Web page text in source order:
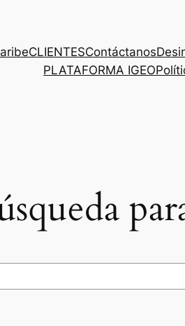
CLIENTESContáctanos
PLATAFORMA IGEO